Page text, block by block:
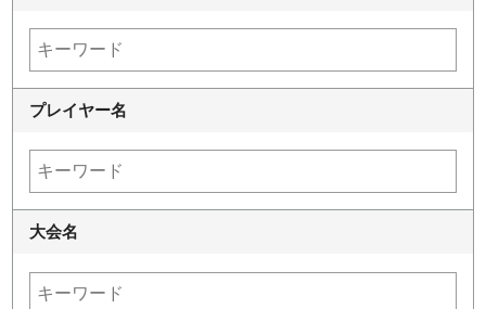
プレイヤー名
大会名